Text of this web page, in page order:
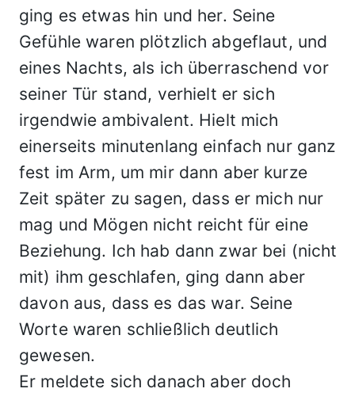
ging es etwas hin und her. Seine
Gefühle waren plötzlich abgeflaut, und
eines Nachts, als ich überraschend vor
seiner Tür stand, verhielt er sich
irgendwie ambivalent. Hielt mich
einerseits minutenlang einfach nur ganz
fest im Arm, um mir dann aber kurze
Zeit später zu sagen, dass er mich nur
mag und Mögen nicht reicht für eine
Beziehung. Ich hab dann zwar bei (nicht
mit) ihm geschlafen, ging dann aber
davon aus, dass es das war. Seine
Worte waren schließlich deutlich
gewesen.
Er meldete sich danach aber doch